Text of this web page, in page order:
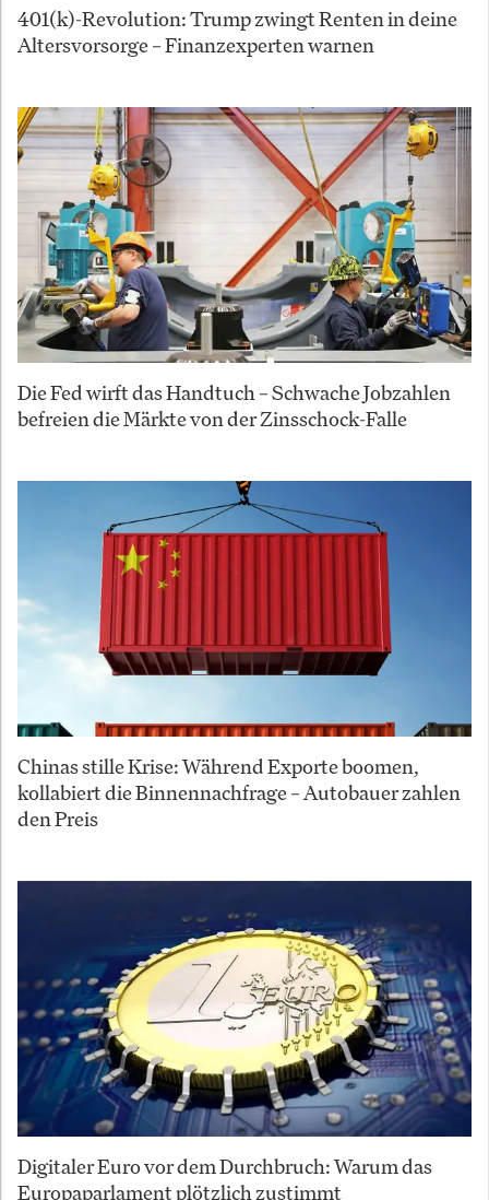
401(k)-Revolution: Trump zwingt Renten in deine
Altersvorsorge – Finanzexperten warnen
Die Fed wirft das Handtuch – Schwache Jobzahlen
befreien die Märkte von der Zinsschock-Falle
Chinas stille Krise: Während Exporte boomen,
kollabiert die Binnennachfrage – Autobauer zahlen
den Preis
Digitaler Euro vor dem Durchbruch: Warum das
Europaparlament plötzlich zustimmt